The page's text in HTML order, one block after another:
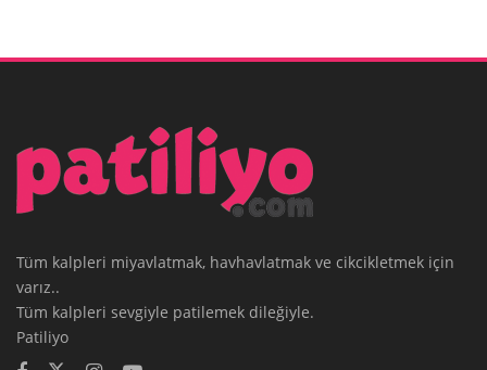
Tüm kalpleri miyavlatmak, havhavlatmak ve cikcikletmek için
varız..
Tüm kalpleri sevgiyle patilemek dileğiyle.
Patiliyo